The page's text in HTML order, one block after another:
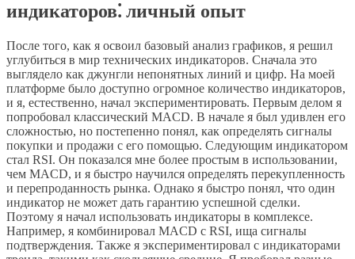
индикаторов⁚ личный опыт
После того, как я освоил базовый анализ графиков, я решил
углубиться в мир технических индикаторов. Сначала это
выглядело как джунгли непонятных линий и цифр. На моей
платформе было доступно огромное количество индикаторов,
и я, естественно, начал экспериментировать. Первым делом я
попробовал классический MACD. В начале я был удивлен его
сложностью, но постепенно понял, как определять сигналы
покупки и продажи с его помощью. Следующим индикатором
стал RSI. Он показался мне более простым в использовании,
чем MACD, и я быстро научился определять перекупленность
и перепроданность рынка. Однако я быстро понял, что один
индикатор не может дать гарантию успешной сделки.
Поэтому я начал использовать индикаторы в комплексе.
Например, я комбинировал MACD с RSI, ища сигналы
подтверждения. Также я экспериментировал с индикаторами